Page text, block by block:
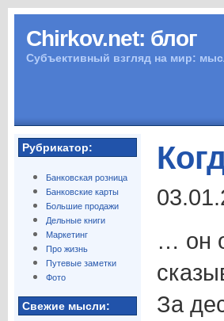
Chirkov.net: блог
Субъективный взгляд на мир:
Рубрикатор:
Банковская розница
Банковские карты
Большие продажи
Дельные книги
Маркетинг
Про жизнь
Путевые заметки
Фото
Свежие мысли:
… он
За